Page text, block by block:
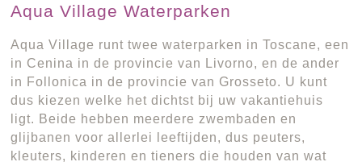
Aqua Village Waterparken
Aqua Village runt twee waterparken in Toscane, een
in Cenina in de provincie van Livorno, en de ander
in Follonica in de provincie van Grosseto. U kunt
dus kiezen welke het dichtst bij uw vakantiehuis
ligt. Beide hebben meerdere zwembaden en
glijbanen voor allerlei leeftijden, dus peuters,
kleuters, kinderen en tieners die houden van wat